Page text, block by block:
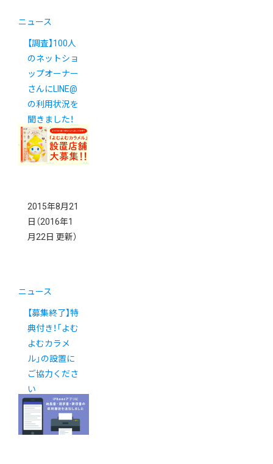
ニュース
【調査】100人
のネットショ
ップオーナー
さんにLINE@
の利用状況を
聞きました！
2015年8月21
日 （2016年1
月22日 更新）
ニュース
【募集終了】特
典付き！「よむ
よむカラメ
ル」の設置に
ご協力くださ
い